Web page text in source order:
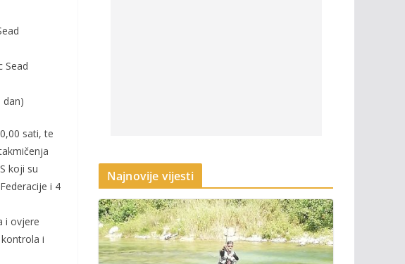
Sead
dan)
sati, te
koji su
i 4
i ovjere
i
Najnovije vijesti